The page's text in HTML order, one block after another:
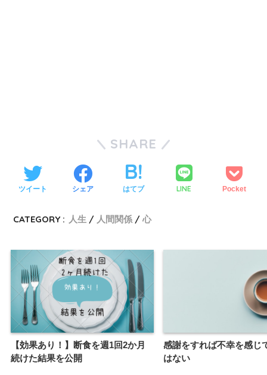
SHARE
ツイート シェア はてブ LINE Pocket
CATEGORY : 人生 人間関係 心
【効果あり！】断食を週1回2か月
続けた結果を公開
感謝をすれば不幸を感じ
はない